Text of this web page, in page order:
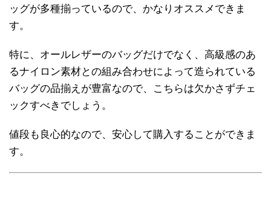
ッグが多種揃っているので、かなりオススメできま
す。
特に、オールレザーのバッグだけでなく、高級感のあ
るナイロン素材との組み合わせによって造られている
バッグの品揃えが豊富なので、こちらは欠かさずチェ
ックすべきでしょう。
値段も良心的なので、安心して購入することができま
す。